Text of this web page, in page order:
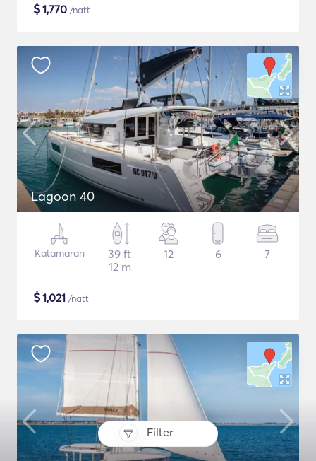
Filter
$1,770 /natt
Lagoon 40
Katamaran
39 ft
12 m
12 6 7
$1,021 /natt